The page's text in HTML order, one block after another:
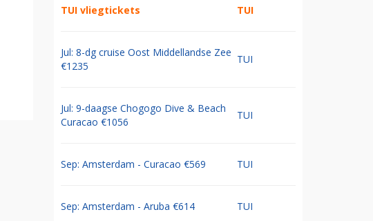
TUI vliegtickets TUI
Jul: 8-dg cruise Oost Middellandse Zee
€1235
TUI
Jul: 9-daagse Chogogo Dive & Beach
Curacao €1056
TUI
Sep: Amsterdam - Curacao €569 TUI
Sep: Amsterdam - Aruba €614 TUI